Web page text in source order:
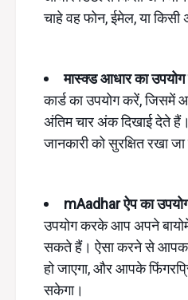
चाहे वह फोन, ईमेल, या किसी
मास्क्ड आधार का
कार्ड का उपयोग करें,
अंतिम चार अंक दिखाई देते
जानकारी को सुरक्षित रखा
mAadhar ऐप का
उपयोग करके आप अपने
सकते हैं। ऐसा करने से आपका
हो जाएगा, और आपके
सकेगा।